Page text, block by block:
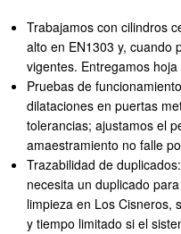
Trabajamos con cilindros
alto en EN1303 y, cuando
vigentes. Entregamos
Pruebas de
dilataciones en puertas
tolerancias; ajustamos el
amaestramiento no falle
Trazabilidad de
necesita un duplicado
limpieza en Los Cisneros,
y tiempo limitado si el